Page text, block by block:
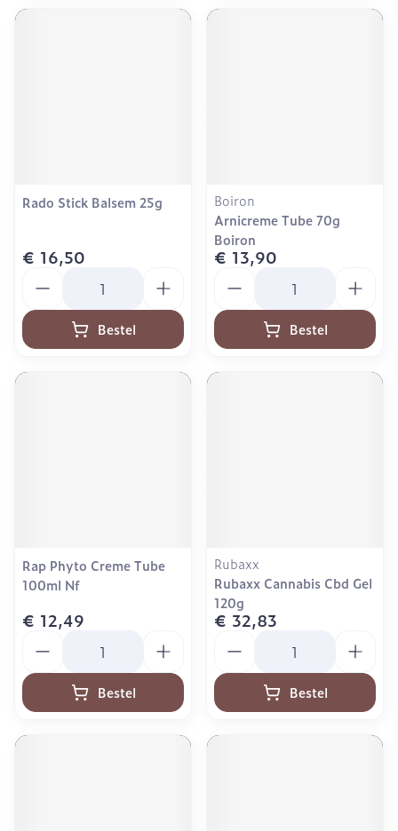
Rado Stick Balsem 25g
€ 16,50
Bestel
Boiron
Arnicreme Tube 70g
Boiron
€ 13,90
Bestel
Rap Phyto Creme Tube
100ml Nf
€ 12,49
Bestel
Rubaxx
Rubaxx Cannabis Cbd Gel
120g
€ 32,83
Bestel